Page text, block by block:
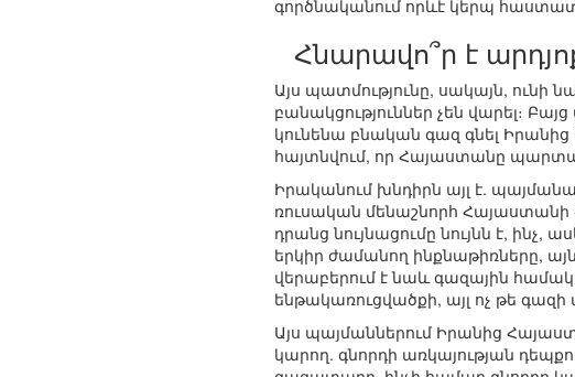
գործնականում որևէ կերպ
Հնարավո՞ր է
Այս պատմությունը, սակայն, ունի
բանակցություններ չեն վարել։
կունենա բնական գազ գնել
հայտնվում, որ Հայաստանը
Իրականում խնդիրն այլ է.
ռուսական մենաշնորհ
դրանց նույնացումը նույնն է,
երկիր ժամանող ինքնաթիռները,
վերաբերում է նաև գազային
ենթակառուցվածքի, այլ ոչ թե գազի
Այս պայմաններում Իրանից
կարող. գնորդի առկայության